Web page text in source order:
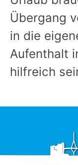
Übergang
in die
Aufenthalt
hilfreich